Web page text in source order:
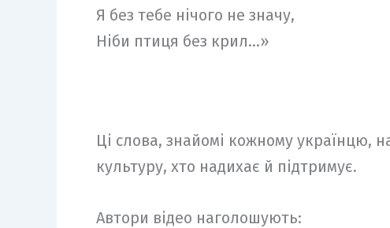
Я без тебе нічого не значу,
Ніби птиця без крил…»
Ці слова, знайомі кожному українцю,
культуру, хто надихає й підтримує.
Автори відео наголошують: